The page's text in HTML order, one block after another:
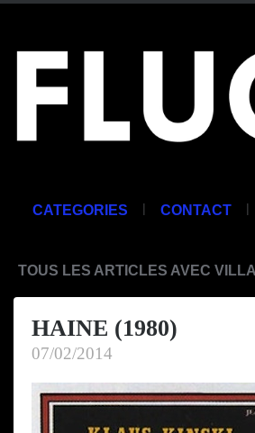
CATEGORIES | CONTACT |
TOUS LES ARTICLES AVEC
HAINE (1980)
07/02/2014